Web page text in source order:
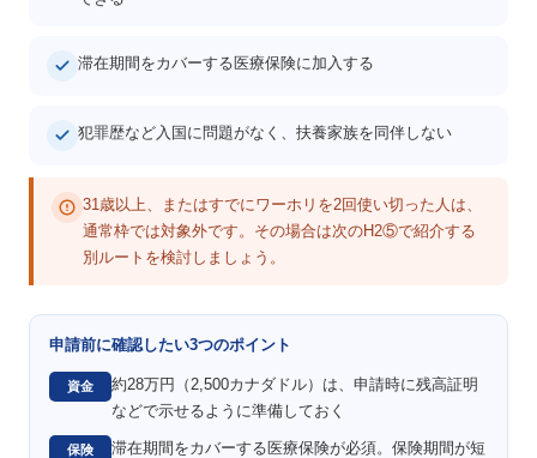
滞在期間をカバーする医療保険に加入する
犯罪歴など入国に問題がなく、扶養家族を同伴しない
31歳以上、またはすでにワーホリを2回使い切った人は、
通常枠では対象外です。その場合は次のH2⑤で紹介する
別ルートを検討しましょう。
申請前に確認したい3つのポイント
資金
約28万円（2,500カナダドル）は、申請時に残高証明
などで示せるように準備しておく
保険
滞在期間をカバーする医療保険が必須。保険期間が短